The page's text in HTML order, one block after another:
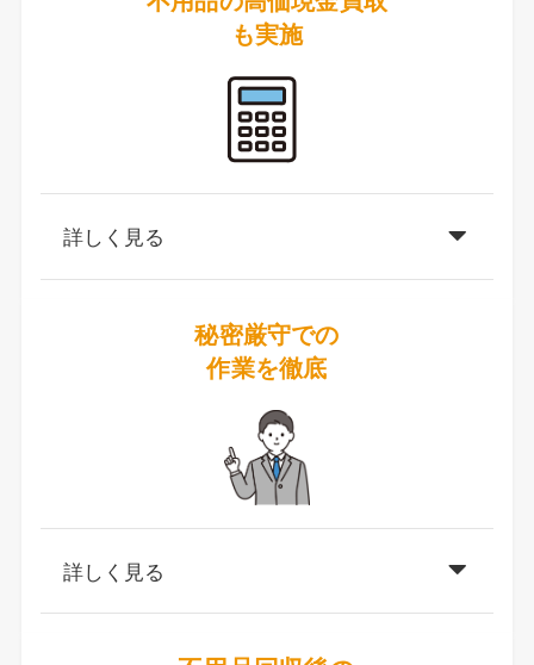
も実施
詳しく見る
秘密厳守での
作業を徹底
詳しく見る